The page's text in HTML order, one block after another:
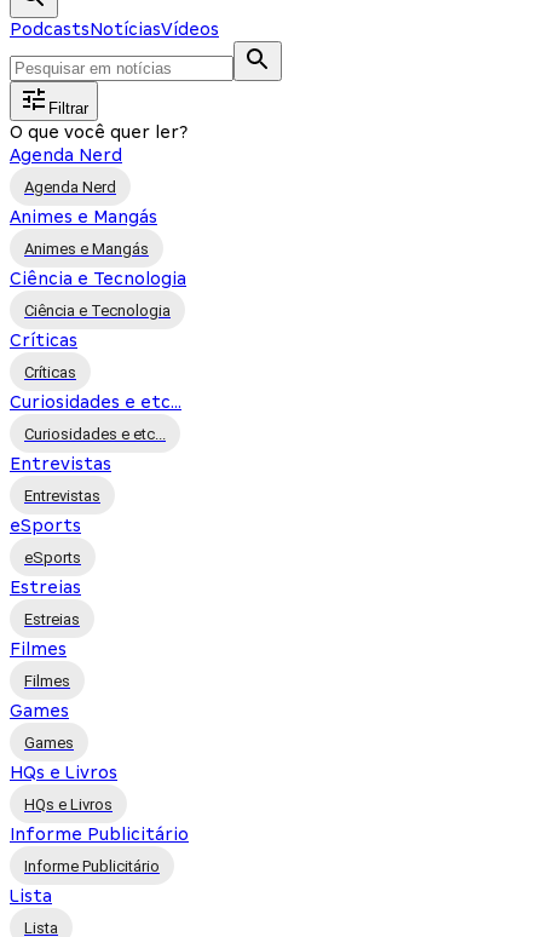
PodcastsNotíciasVídeos
Filtrar
O que você quer ler?
Agenda Nerd
Agenda Nerd
Animes e Mangás
Animes e Mangás
Ciência e Tecnologia
Ciência e Tecnologia
Críticas
Críticas
Curiosidades e etc...
Curiosidades e etc...
Entrevistas
Entrevistas
eSports
eSports
Estreias
Estreias
Filmes
Filmes
Games
Games
HQs e Livros
HQs e Livros
Informe Publicitário
Informe Publicitário
Lista
Lista